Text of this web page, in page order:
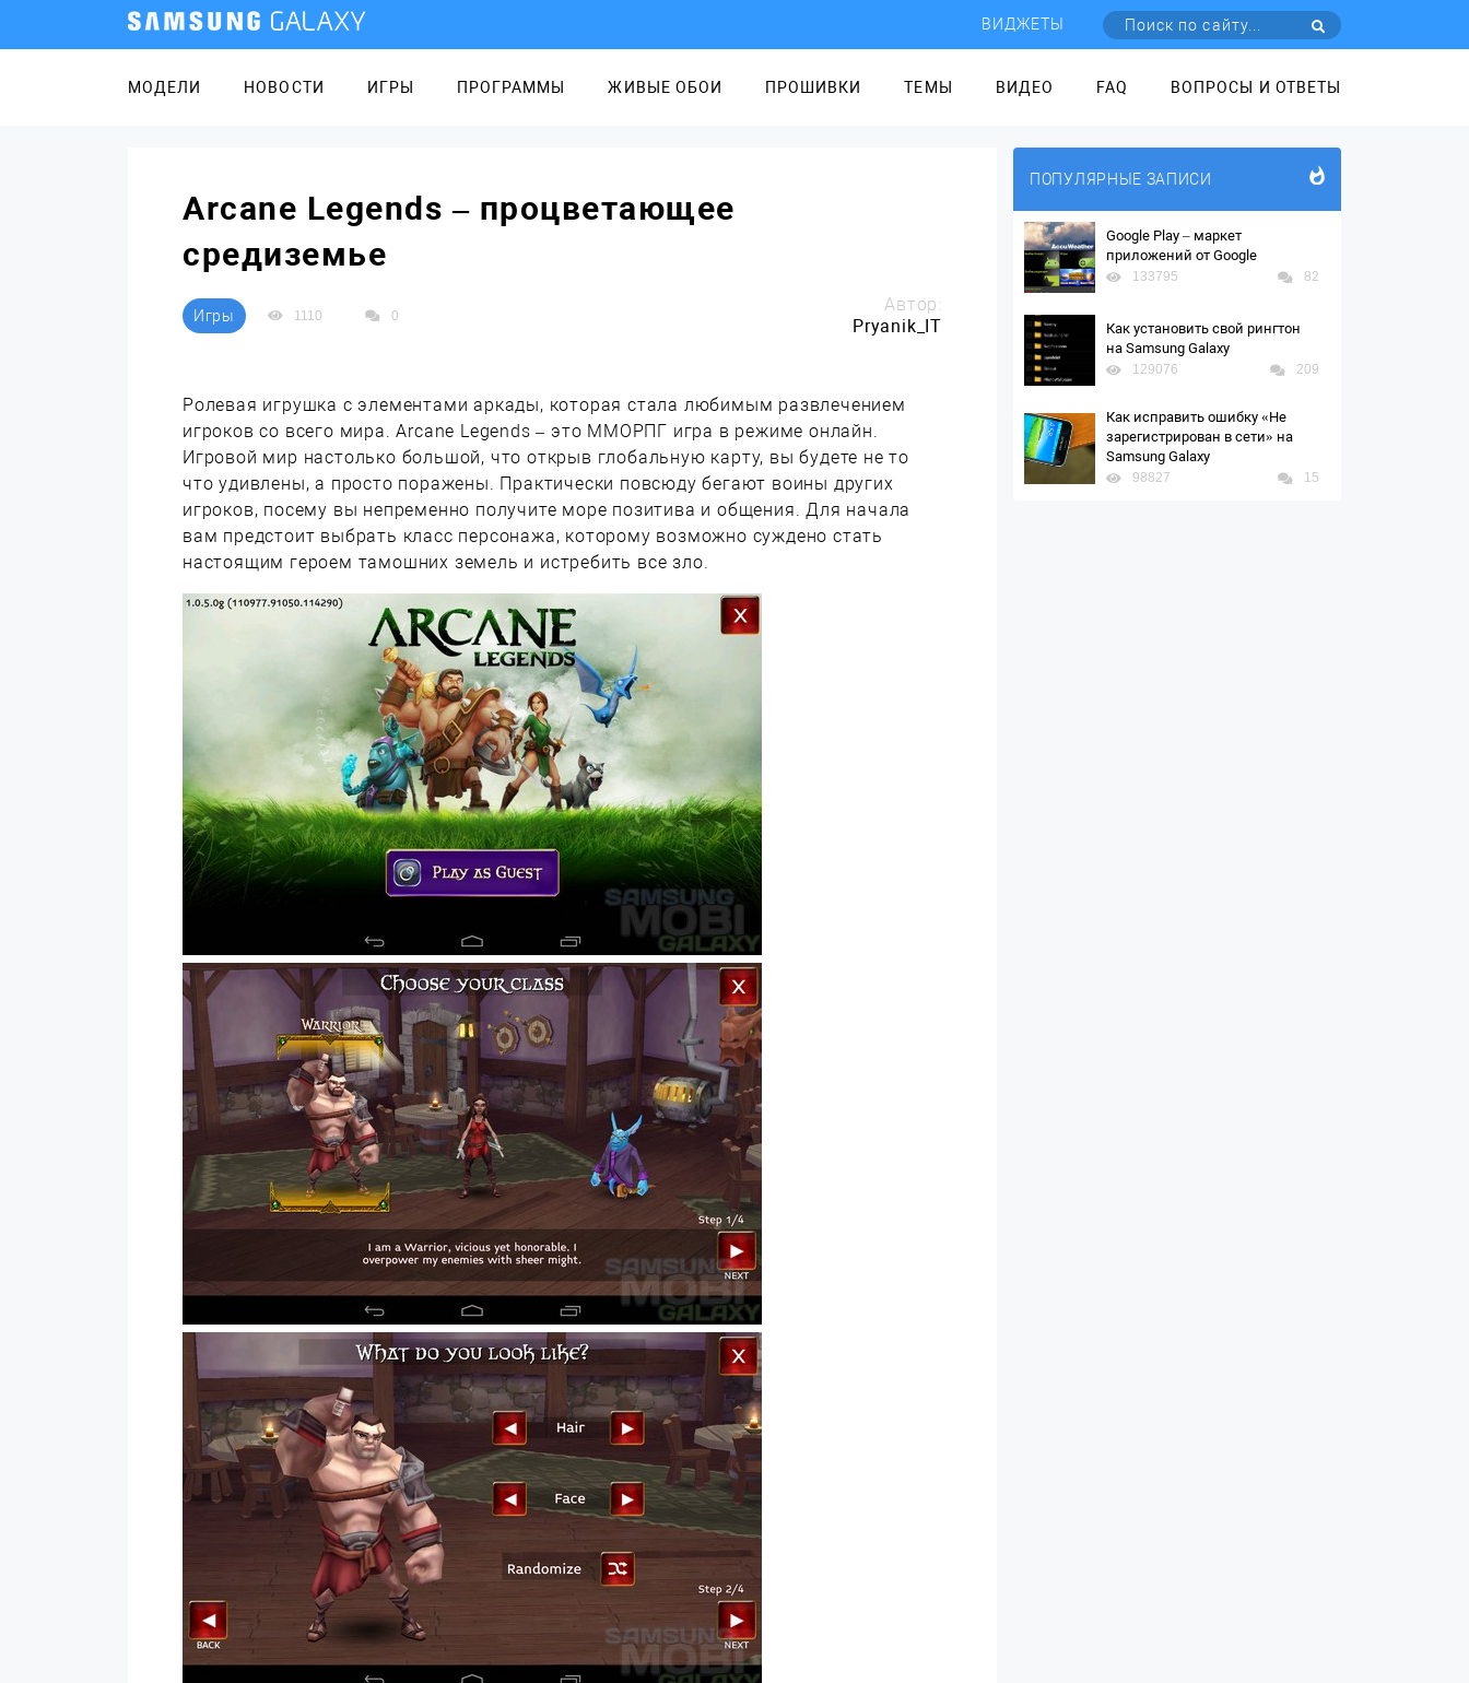
ВИДЖЕТЫ
МОДЕЛИ НОВОСТИ ИГРЫ ПРОГРАММЫ ЖИВЫЕ ОБОИ ПРОШИВКИ ТЕМЫ ВИДЕО FAQ ВОПРОСЫ И ОТВЕТЫ
Arcane Legends – процветающее
средиземье
Игры 1110 0
Автор:
Pryanik_IT
Ролевая игрушка с элементами аркады, которая стала любимым развлечением
игроков со всего мира. Arcane Legends – это ММОРПГ игра в режиме онлайн.
Игровой мир настолько большой, что открыв глобальную карту, вы будете не то
что удивлены, а просто поражены. Практически повсюду бегают воины других
игроков, посему вы непременно получите море позитива и общения. Для начала
вам предстоит выбрать класс персонажа, которому возможно суждено стать
настоящим героем тамошних земель и истребить все зло.
ПОПУЛЯРНЫЕ ЗАПИСИ
Google Play – маркет
приложений от Google
133795 82
Как установить свой рингтон
на Samsung Galaxy
129076 209
Как исправить ошибку «Не
зарегистрирован в сети» на
Samsung Galaxy
98827 15